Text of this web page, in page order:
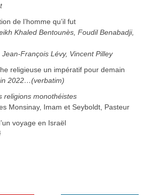
de l’homme qu’il fut
Khaled Bentounès, Foudil Benabadji,
François Lévy, Vincent Pilley
religieuse un impératif pour demain
2022…(verbatim)
religions monothéistes
Monsinay, Imam et Seyboldt, Pasteur
voyage en Israël